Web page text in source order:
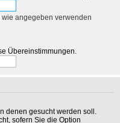
angegeben verwenden
Übereinstimmungen.
denen gesucht werden soll.
sofern Sie die Option